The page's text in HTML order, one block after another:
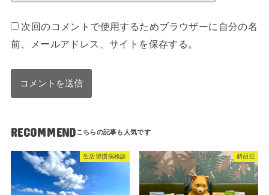
次回のコメントで使用するためブラウザーに自分の名
前、メールアドレス、サイトを保存する。
RECOMMEND
生活習慣病検診 斜頭症